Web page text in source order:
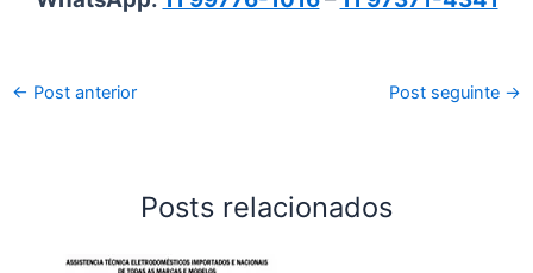
← Post anterior Post seguinte →
Posts relacionados